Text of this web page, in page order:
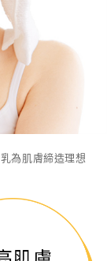
為肌膚締造理想